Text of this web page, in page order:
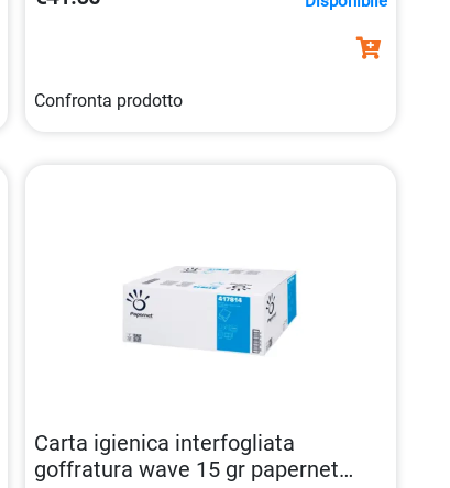
una grammatura di 18 g/m2 e un grado di
Confronta prodotto
Carta igienica interfogliata
goffratura wave 15 gr papernet